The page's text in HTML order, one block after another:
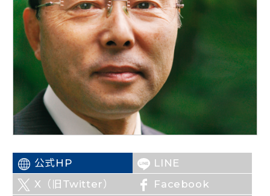
こくみんうさぎの部屋
参加・サポート
Go!Go!こくみんストア（新しいタブで開く）
TEAMこくみんうさぎ（新しいタブで開く）
こくみんオンラインスクール（新しいタブで開く）
国民民主党学生部（新しいタブで開く）
二次創作ガイドライン （新しいタブで開く）
プライバシーポリシー
公式HP
（新しいタブで開く）
LINE
X（旧Twitter）
Facebook